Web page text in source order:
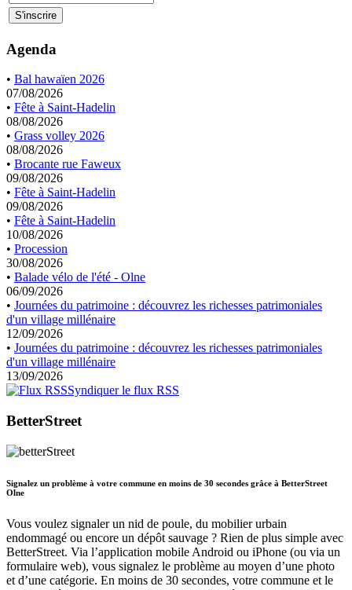
Agenda
• Bal hawaïen 2026
07/08/2026
• Fête à Saint-Hadelin
08/08/2026
• Grass volley 2026
08/08/2026
• Brocante rue Faweux
09/08/2026
• Fête à Saint-Hadelin
09/08/2026
• Fête à Saint-Hadelin
10/08/2026
• Procession
30/08/2026
• Balade vélo de l'été - Olne
06/09/2026
• Journées du patrimoine : découvrez les richesses patrimoniales
d'un village millénaire
12/09/2026
• Journées du patrimoine : découvrez les richesses patrimoniales
d'un village millénaire
13/09/2026
Syndiquer le flux RSS
BetterStreet
Signalez un problème à votre commune en moins de 30 secondes grâce à BetterStreet
Olne
Vous voulez signaler un nid de poule, du mobilier urbain
endommagé ou encore un dépôt sauvage ? Rien de plus simple avec
BetterStreet. Via l’application mobile Android ou iPhone (ou via un
formulaire web), vous signalez le problème au moyen d’une photo
et d’une catégorie. En moins de 30 secondes, votre commune et le